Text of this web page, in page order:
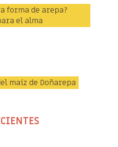
forma de arepa?
el alma
maíz de Doñarepa